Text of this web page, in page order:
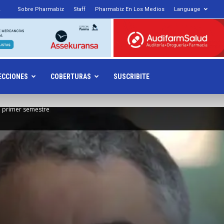
Sobre Pharmabiz Staff Pharmabiz En Los Medios Language
COBERTURAS SUSCRIBITE
primer semestre